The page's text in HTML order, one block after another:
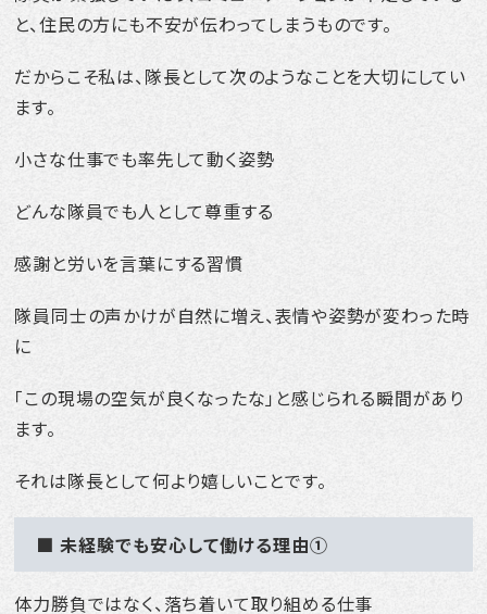
と、住民の方にも不安が伝わってしまうものです。
だからこそ私は、隊長として次のようなことを大切にしてい
ます。
小さな仕事でも率先して動く姿勢
どんな隊員でも人として尊重する
感謝と労いを言葉にする習慣
隊員同士の声かけが自然に増え、表情や姿勢が変わった時
に
「この現場の空気が良くなったな」と感じられる瞬間があり
ます。
それは隊長として何より嬉しいことです。
■ 未経験でも安心して働ける理由①
体力勝負ではなく、落ち着いて取り組める仕事